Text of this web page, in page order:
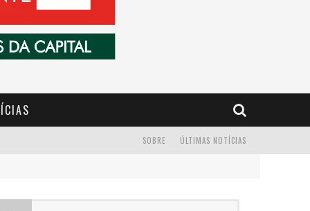
ÚLTIMAS NOTÍCIAS
SOBRE